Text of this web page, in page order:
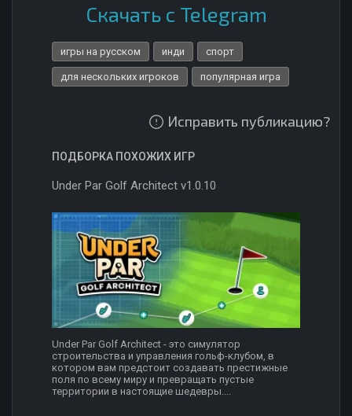
Скачать с Telegram
игры на русском инди спорт
для нескольких игроков популярная игра
Исправить публикацию?
ПОДБОРКА ПОХОЖИХ ИГР
Under Par Golf Architect v1.0.10
Under Par Golf Architect - это симулятор
строительства и управления гольф-клубом, в
котором вам предстоит создавать престижные
поля по всему миру и превращать пустые
территории в настоящие шедевры....